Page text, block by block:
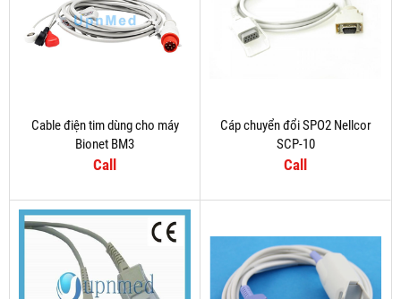
Cable điện tim dùng cho máy
Bionet BM3
Call
Cáp chuyển đổi SPO2 Nellcor
SCP-10
Call